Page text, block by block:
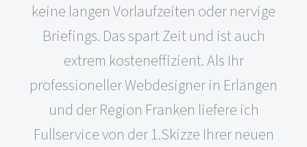
keine langen Vorlaufzeiten oder nervige
Briefings. Das spart Zeit und ist auch
extrem kosteneffizient. Als Ihr
professioneller Webdesigner in Erlangen
und der Region Franken liefere ich
Fullservice von der 1.Skizze Ihrer neuen